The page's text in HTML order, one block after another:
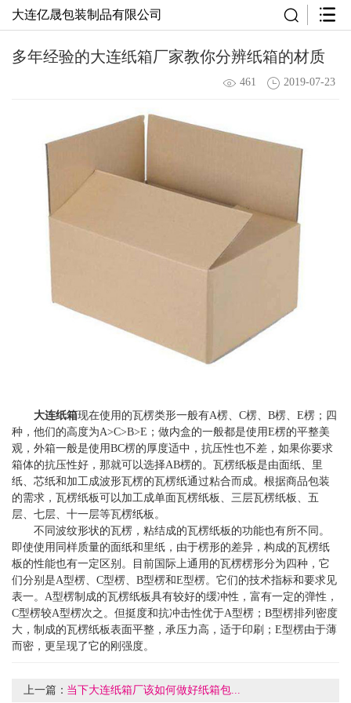
大连亿晟包装制品有限公司
多年经验的大连纸箱厂家教你分辨纸箱的材质
461 2019-07-23
大连纸箱现在使用的瓦楞类形一般有A楞、C楞、B楞、E楞；四
种，他们的高度为A>C>B>E；做内盒的一般都是使用E楞的平整美
观，外箱一般是使用BC楞的厚度适中，抗压性也不差，如果你要求
箱体的抗压性好，那就可以选择AB楞的。瓦楞纸板是由面纸、里
纸、芯纸和加工成波形瓦楞的瓦楞纸通过粘合而成。根据商品包装
的需求，瓦楞纸板可以加工成单面瓦楞纸板、三层瓦楞纸板、五
层、七层、十一层等瓦楞纸板。
不同波纹形状的瓦楞，粘结成的瓦楞纸板的功能也有所不同。
即使使用同样质量的面纸和里纸，由于楞形的差异，构成的瓦楞纸
板的性能也有一定区别。目前国际上通用的瓦楞楞形分为四种，它
们分别是A型楞、C型楞、B型楞和E型楞。它们的技术指标和要求见
表一。A型楞制成的瓦楞纸板具有较好的缓冲性，富有一定的弹性，
C型楞较A型楞次之。但挺度和抗冲击性优于A型楞；B型楞排列密度
大，制成的瓦楞纸板表面平整，承压力高，适于印刷；E型楞由于薄
而密，更呈现了它的刚强度。
上一篇： 当下大连纸箱厂该如何做好纸箱包...